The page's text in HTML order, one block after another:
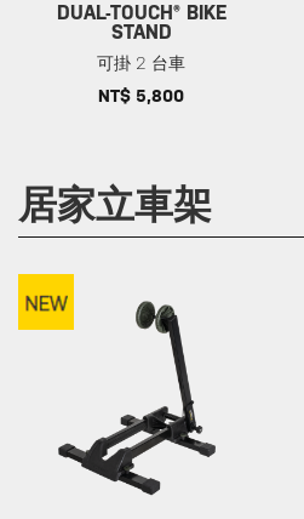
DUAL-TOUCH® BIKE
STAND
可掛 2 台車
NT$ 5,800
居家立車架